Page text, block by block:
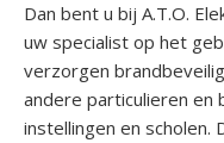
Dan bent u bij A.T.O.
uw specialist op het
verzorgen
andere particulieren en
instellingen en scholen.